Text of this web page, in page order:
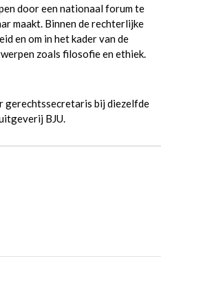
door een nationaal forum te
maakt. Binnen de rechterlijke
en om in het kader van de
zoals filosofie en ethiek.
gerechtssecretaris bij diezelfde
BJU.